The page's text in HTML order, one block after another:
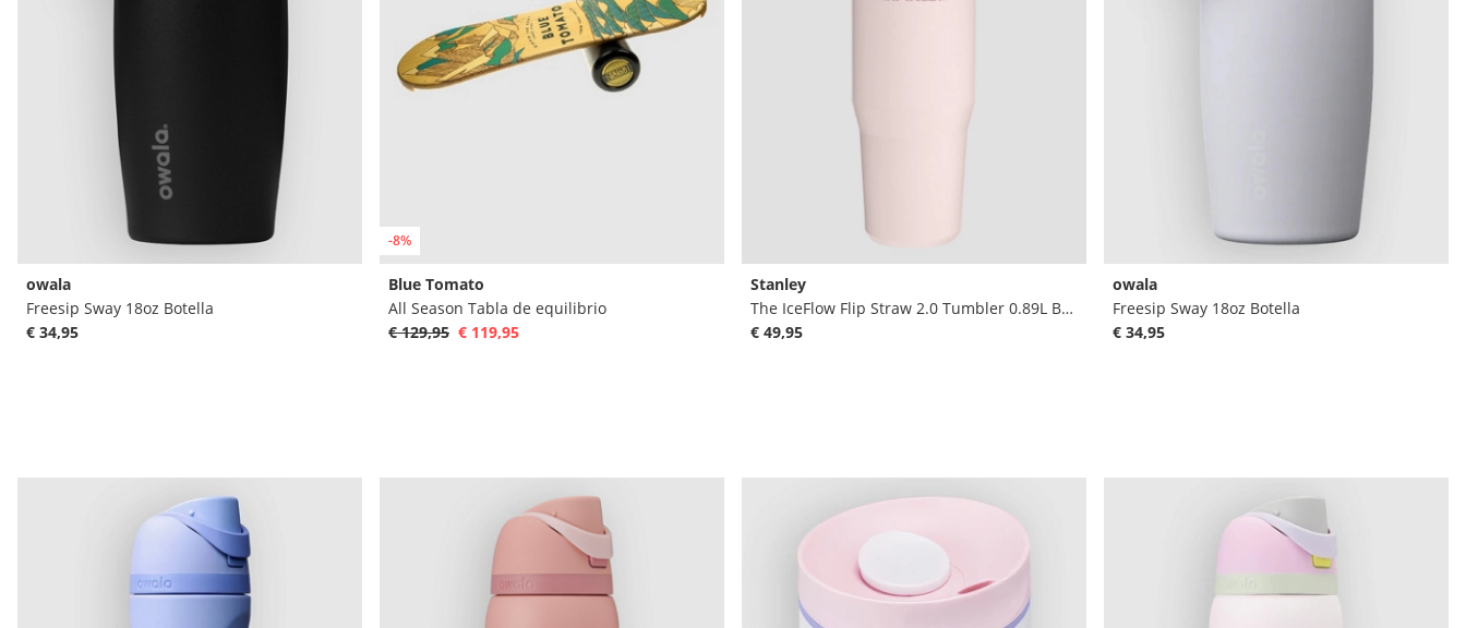
owala
Freesip Sway 18oz Botella
€ 34,95
-8%
Blue Tomato
All Season Tabla de equilibrio
€ 129,95 € 119,95
Stanley
The IceFlow Flip Straw 2.0 Tumbler 0.89L Botella
€ 49,95
owala
Freesip Sway 18oz Botella
€ 34,95